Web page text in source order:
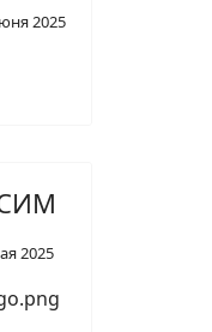
2025
2025